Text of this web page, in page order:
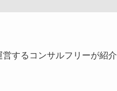
するコンサルフリーが紹介